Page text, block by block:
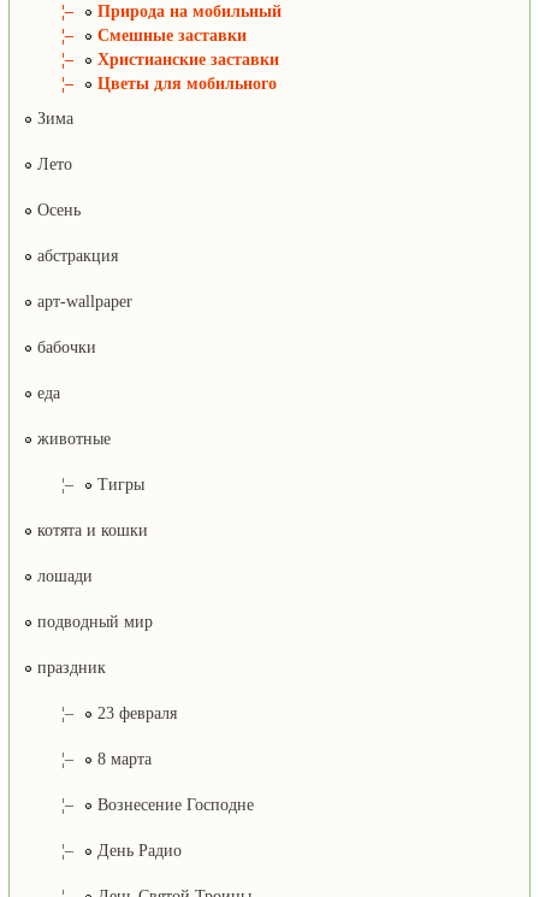
¦–
Природа на мобильный
¦–
Смешные заставки
¦–
Христианские заставки
¦–
Цветы для мобильного
Зима
Лето
Осень
абстракция
арт-wallpaper
бабочки
еда
животные
¦– Тигры
котята и кошки
лошади
подводный мир
праздник
¦– 23 февраля
¦– 8 марта
¦– Вознесение Господне
¦– День Радио